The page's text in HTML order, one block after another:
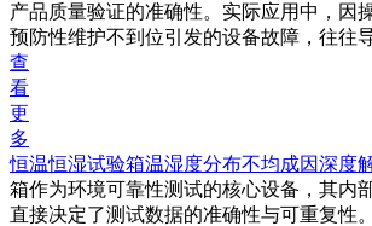
产品质量验证的准确性。实际应用中，因
预防性维护不到位引发的设备故障，往往
查
看
更
多
恒温恒湿试验箱温湿度分布不均成因深度
箱作为环境可靠性测试的核心设备，其内
直接决定了测试数据的准确性与可重复性